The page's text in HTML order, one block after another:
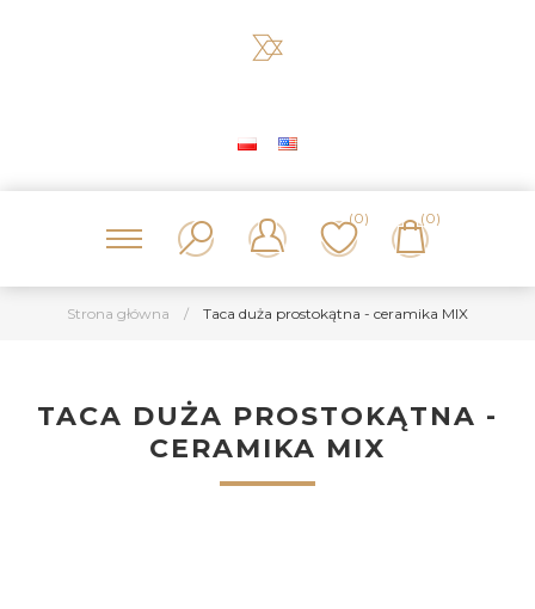
(0) (0)
Strona główna / Taca duża prostokątna - ceramika MIX
TACA DUŻA PROSTOKĄTNA -
CERAMIKA MIX